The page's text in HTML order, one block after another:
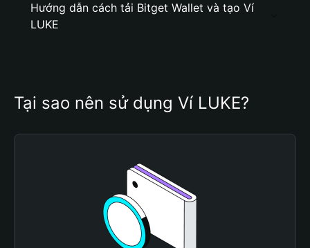
Hướng dẫn cách tải Bitget Wallet và tạo Ví
LUKE
Tại sao nên sử dụng Ví LUKE?